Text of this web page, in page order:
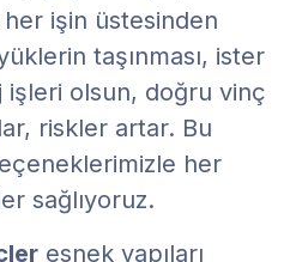
işin üstesinden
taşınması, ister
işleri olsun, doğru vinç
riskler artar. Bu
her
sağlıyoruz.
esnek yapıları